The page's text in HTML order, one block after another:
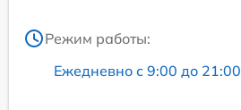
Режим работы:
Ежедневно с 9:00 до 21:00